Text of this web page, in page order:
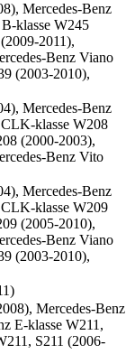
Mercedes-Benz
klasse W245
2011),
Benz Viano
(2003-2010),
Mercedes-Benz
klasse W208
(2000-2003),
Benz Vito
Mercedes-Benz
klasse W209
(2005-2010),
Benz Viano
(2003-2010),
Mercedes-Benz
E-klasse W211,
S211 (2006-